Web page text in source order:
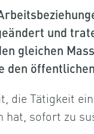
und
gleichen
den
die Tätigkeit
hat, sofort zu